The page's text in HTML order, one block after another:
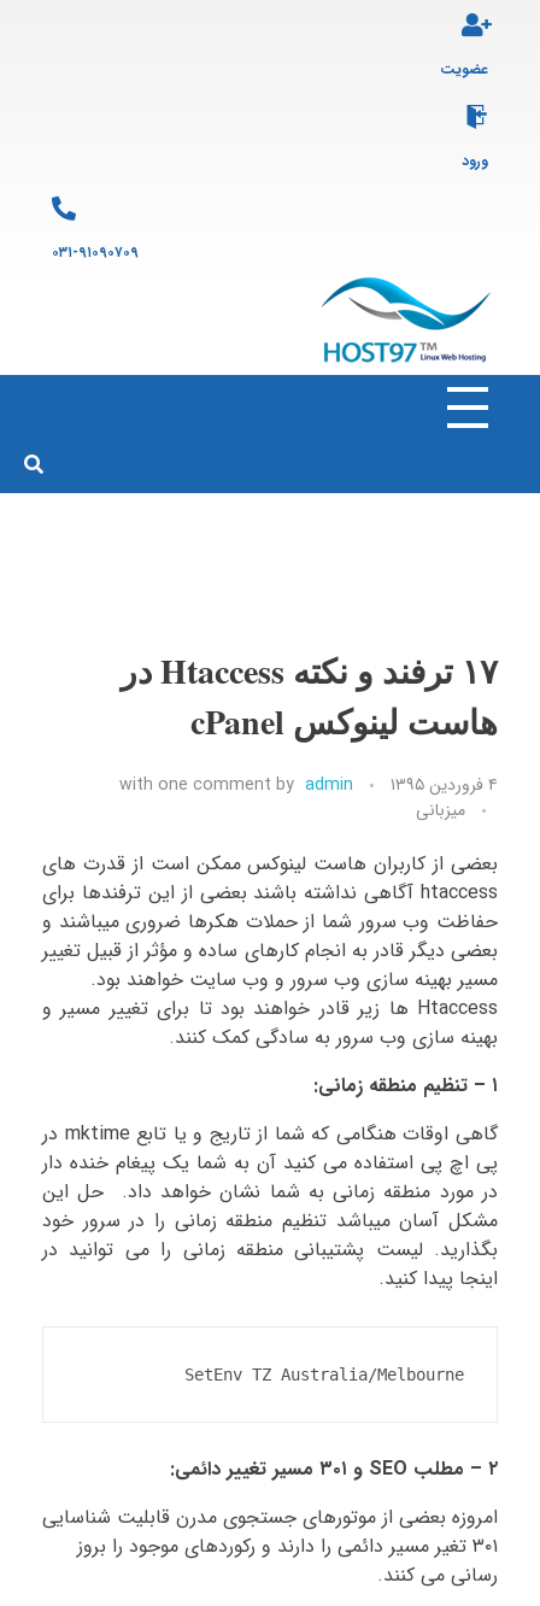
عضویت
ورود
۰۳۱-۹۱۰۹۰۷۰۹
هاست ۹۷ارائه سرویس هاست لینوکس و ثبت دامنه
۱۷ ترفند و نکته Htaccess در
هاست لینوکس cPanel
۴ فروردین ۱۳۹۵ by admin
with one comment
میزبانی
بعضی از کاربران هاست لینوکس ممکن است از قدرت های
htaccess آگاهی نداشته باشند بعضی از این ترفندها برای
حفاظت وب سرور شما از حملات هکرها ضروری میباشند و
بعضی دیگر قادر به انجام کارهای ساده و مؤثر از قبیل تغییر
مسیر بهینه سازی وب سرور و وب سایت خواهند بود.
Htaccess ها زیر قادر خواهند بود تا برای تغییر مسیر و
بهینه سازی وب سرور به سادگی کمک کنند.
۱ – تنظیم منطقه زمانی:
گاهی اوقات هنگامی که شما از تاریج و یا تابع mktime در
پی اچ پی استفاده می کنید آن به شما یک پیغام خنده دار
در مورد منطقه زمانی به شما نشان خواهد داد. حل این
مشکل آسان میباشد تنظیم منطقه زمانی را در سرور خود
بگذارید. لیست پشتیبانی منطقه زمانی را می توانید در
اینجا پیدا کنید.
SetEnv TZ Australia/Melbourne
۲ – مطلب SEO و ۳۰۱ مسیر تغییر دائمی:
امروزه بعضی از موتورهای جستجوی مدرن قابلیت شناسایی
۳۰۱ تغیر مسیر دائمی را دارند و رکوردهای موجود را بروز
رسانی می کنند.